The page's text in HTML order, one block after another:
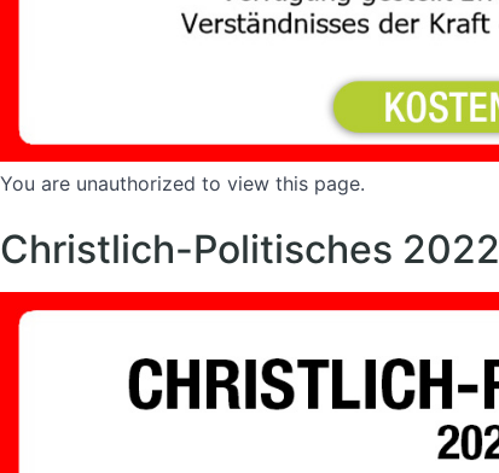
You are unauthorized to view this page.
Christlich-Politisches 2022